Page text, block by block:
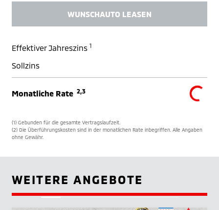
WUNSCHAUTO LEASEN
Effektiver Jahreszins 1
Sollzins
Monatliche Rate 2,3
(1) Gebunden für die gesamte Vertragslaufzeit.
(2) Die Überführungskosten sind in der monatlichen Rate inbegriffen. Alle Angaben
ohne Gewähr.
WEITERE ANGEBOTE